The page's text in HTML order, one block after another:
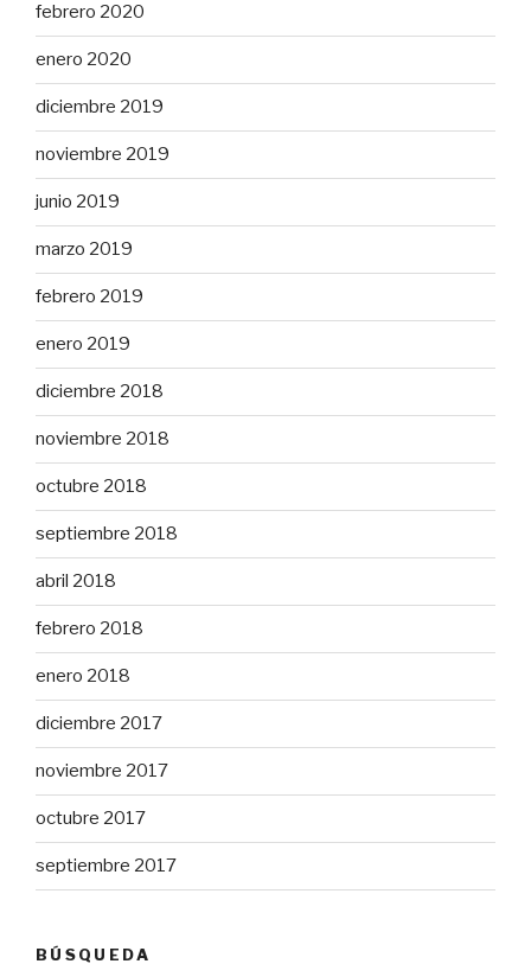
febrero 2020
enero 2020
diciembre 2019
noviembre 2019
junio 2019
marzo 2019
febrero 2019
enero 2019
diciembre 2018
noviembre 2018
octubre 2018
septiembre 2018
abril 2018
febrero 2018
enero 2018
diciembre 2017
noviembre 2017
octubre 2017
septiembre 2017
BÚSQUEDA